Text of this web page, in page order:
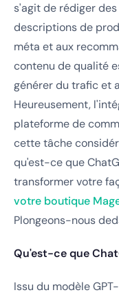
s'agit de rédiger
descriptions de
méta et aux
contenu de qualité
générer du trafic et
Heureusement,
plateforme de
cette tâche
qu'est-ce que
transformer votre
votre boutique
Plongeons-nous
Qu'est-ce que
Issu du modèle